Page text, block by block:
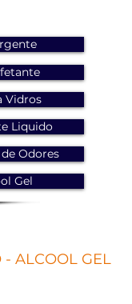
Vidros
Liquido
Odores
Gel
- ALCOOL GEL